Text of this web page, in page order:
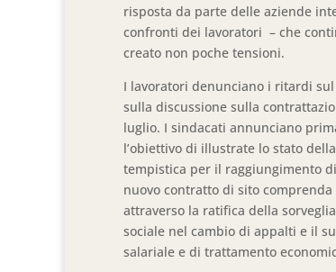
risposta da parte delle aziende
confronti dei lavoratori – che
creato non poche tensioni.
I lavoratori denunciano i ritardi
sulla discussione sulla
luglio. I sindacati annunciano
l’obiettivo di illustrate lo stato
tempistica per il raggiungimento
nuovo contratto di sito
attraverso la ratifica della
sociale nel cambio di appalti e il
salariale e di trattamento